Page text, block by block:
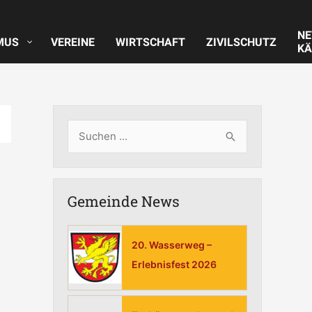
VEREINE WIRTSCHAFT ZIVILSCHUTZ
h
e
n
n
Gemeinde News
20. Wasserweg –
Erlebnisfest 2026